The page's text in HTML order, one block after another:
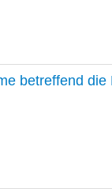
betreffend